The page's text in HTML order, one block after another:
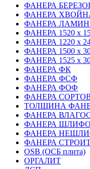
ФАНЕРА
ФАНЕРА
ФАНЕРА
ФАНЕРА 1520 х
ФАНЕРА 1220 х
ФАНЕРА 1500 х
ФАНЕРА 1525 х
ФАНЕРА ФК
ФАНЕРА ФСФ
ФАНЕРА ФОФ
ФАНЕРА
ТОЛЩИНА
ФАНЕРА
ФАНЕРА
ФАНЕРА
ФАНЕРА
OSB (ОСБ плита)
ОРГАЛИТ